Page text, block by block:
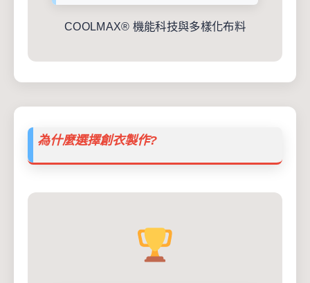
COOLMAX® 機能科技與多樣化布料
為什麼選擇創衣製作?